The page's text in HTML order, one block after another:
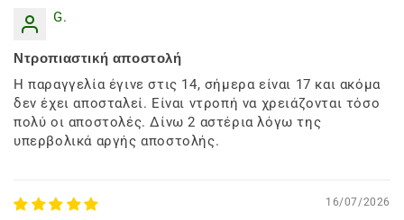
G.
Ντροπιαστική αποστολή
Η παραγγελία έγινε στις 14, σήμερα είναι 17 και ακόμα
δεν έχει αποσταλεί. Είναι ντροπή να χρειάζονται τόσο
πολύ οι αποστολές. Δίνω 2 αστέρια λόγω της
υπερβολικά αργής αποστολής.
16/07/2026